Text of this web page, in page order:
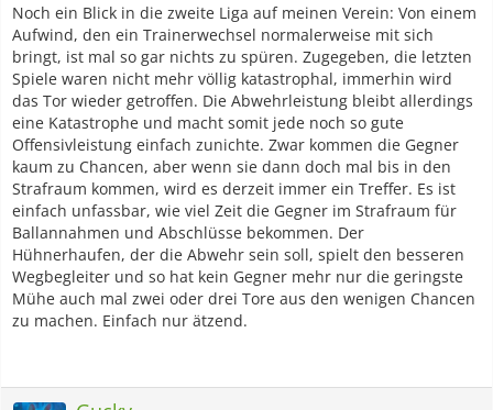
Noch ein Blick in die zweite Liga auf meinen Verein: Von einem
Aufwind, den ein Trainerwechsel normalerweise mit sich
bringt, ist mal so gar nichts zu spüren. Zugegeben, die letzten
Spiele waren nicht mehr völlig katastrophal, immerhin wird
das Tor wieder getroffen. Die Abwehrleistung bleibt allerdings
eine Katastrophe und macht somit jede noch so gute
Offensivleistung einfach zunichte. Zwar kommen die Gegner
kaum zu Chancen, aber wenn sie dann doch mal bis in den
Strafraum kommen, wird es derzeit immer ein Treffer. Es ist
einfach unfassbar, wie viel Zeit die Gegner im Strafraum für
Ballannahmen und Abschlüsse bekommen. Der
Hühnerhaufen, der die Abwehr sein soll, spielt den besseren
Wegbegleiter und so hat kein Gegner mehr nur die geringste
Mühe auch mal zwei oder drei Tore aus den wenigen Chancen
zu machen. Einfach nur ätzend.